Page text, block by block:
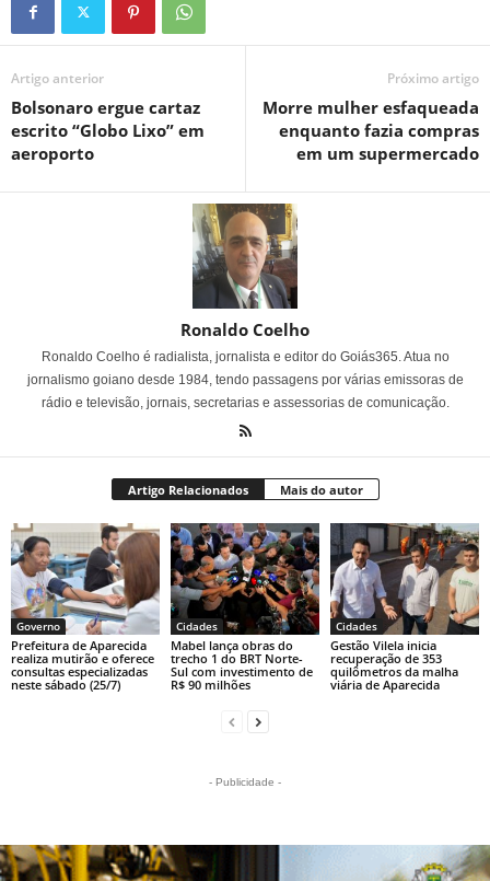
Artigo anterior
Bolsonaro ergue cartaz
escrito “Globo Lixo” em
aeroporto
Próximo artigo
Morre mulher esfaqueada
enquanto fazia compras
em um supermercado
Ronaldo Coelho
Ronaldo Coelho é radialista, jornalista e editor do Goiás365. Atua no
jornalismo goiano desde 1984, tendo passagens por várias emissoras de
rádio e televisão, jornais, secretarias e assessorias de comunicação.
Artigo Relacionados Mais do autor
Governo
Prefeitura de Aparecida
realiza mutirão e oferece
consultas especializadas
neste sábado (25/7)
Cidades
Mabel lança obras do
trecho 1 do BRT Norte-
Sul com investimento de
R$ 90 milhões
Cidades
Gestão Vilela inicia
recuperação de 353
quilômetros da malha
viária de Aparecida
- Publicidade -